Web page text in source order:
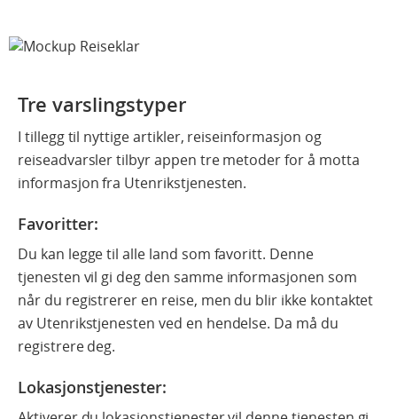
Tre varslingstyper
I tillegg til nyttige artikler, reiseinformasjon og
reiseadvarsler tilbyr appen tre metoder for å motta
informasjon fra Utenrikstjenesten.
Favoritter:
Du kan legge til alle land som favoritt. Denne
tjenesten vil gi deg den samme informasjonen som
når du registrerer en reise, men du blir ikke kontaktet
av Utenrikstjenesten ved en hendelse. Da må du
registrere deg.
Lokasjonstjenester: